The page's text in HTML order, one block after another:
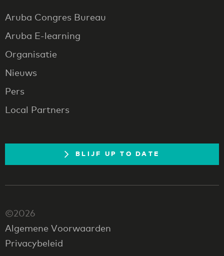
Aruba Congres Bureau
Aruba E-learning
Organisatie
Nieuws
Pers
Local Partners
BLIJF UP TO DATE
©2026
Algemene Voorwaarden
Privacybeleid